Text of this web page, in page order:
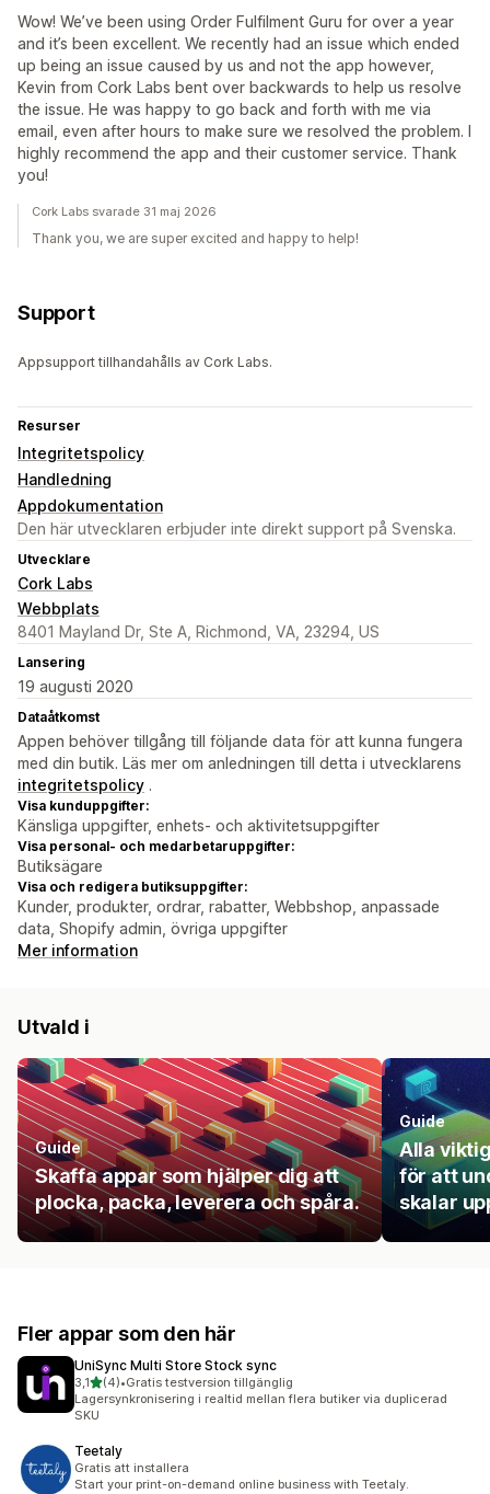
Wow! We’ve been using Order Fulfilment Guru for over a year
and it’s been excellent. We recently had an issue which ended
up being an issue caused by us and not the app however,
Kevin from Cork Labs bent over backwards to help us resolve
the issue. He was happy to go back and forth with me via
email, even after hours to make sure we resolved the problem. I
highly recommend the app and their customer service. Thank
you!
Cork Labs svarade 31 maj 2026
Thank you, we are super excited and happy to help!
Support
Appsupport tillhandahålls av Cork Labs.
Resurser
Integritetspolicy
Handledning
Appdokumentation
Den här utvecklaren erbjuder inte direkt support på Svenska.
Utvecklare
Cork Labs
Webbplats
8401 Mayland Dr, Ste A, Richmond, VA, 23294, US
Lansering
19 augusti 2020
Dataåtkomst
Appen behöver tillgång till följande data för att kunna fungera
med din butik. Läs mer om anledningen till detta i utvecklarens
integritetspolicy .
Visa kunduppgifter:
Känsliga uppgifter, enhets- och aktivitetsuppgifter
Visa personal- och medarbetaruppgifter:
Butiksägare
Visa och redigera butiksuppgifter:
Kunder, produkter, ordrar, rabatter, Webbshop, anpassade
data, Shopify admin, övriga uppgifter
Mer information
Utvald i
Guide
Skaffa appar som hjälper dig att
plocka, packa, leverera och spåra.
Guide
Alla
för att
skalar
Fler appar som den här
UniSync Multi Store Stock sync
3,1av 5 stjärnor
(4)
4 recensioner totalt
•Gratis testversion tillgänglig
Lagersynkronisering i realtid mellan flera butiker via duplicerad
SKU
Teetaly
Gratis att installera
Start your print-on-demand online business with Teetaly.